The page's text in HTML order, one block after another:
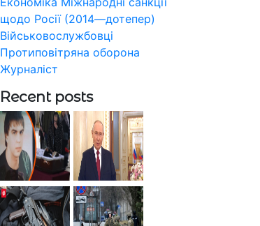
щодо Росії (2014—дотепер)
Військовослужбовці
Протиповітряна оборона
Журналіст
Recent posts